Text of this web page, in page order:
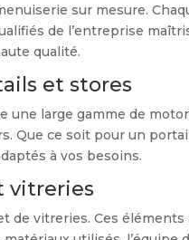
sur mesure.
de l’entreprise
qualité.
et stores
une large gamme de
ce soit pour un
à vos besoins.
vitreries
de vitreries. Ces